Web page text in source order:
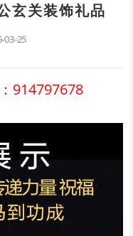
玄关装饰礼品
03-25
914797678